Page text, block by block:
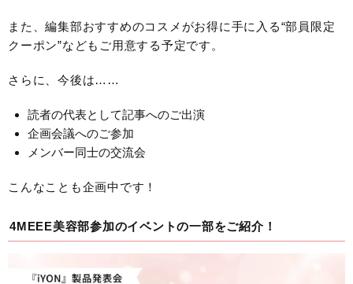
また、編集部おすすめのコスメがお得に手に入る“部員限定
クーポン”などもご用意する予定です。
さらに、今後は……
読者の代表として記事へのご出演
企画会議へのご参加
メンバー同士の交流会
こんなことも企画中です！
4MEEE美容部参加のイベントの一部をご紹介！